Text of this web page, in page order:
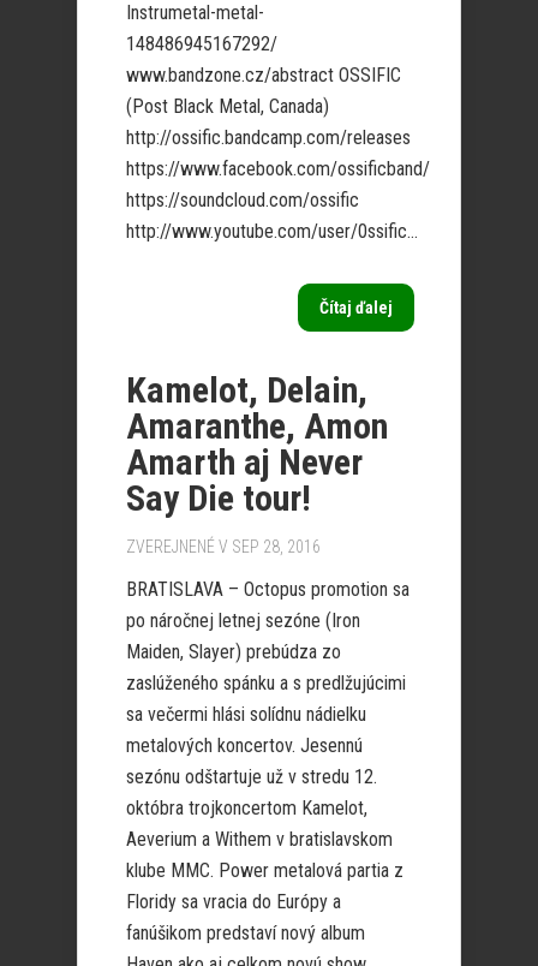
Instrumetal-metal-
148486945167292/
www.bandzone.cz/abstract OSSIFIC
(Post Black Metal, Canada)
http://ossific.bandcamp.com/releases
https://www.facebook.com/ossificband/
https://soundcloud.com/ossific
http://www.youtube.com/user/0ssific...
Čítaj ďalej
Kamelot, Delain,
Amaranthe, Amon
Amarth aj Never
Say Die tour!
ZVEREJNENÉ V SEP 28, 2016
BRATISLAVA – Octopus promotion sa
po náročnej letnej sezóne (Iron
Maiden, Slayer) prebúdza zo
zaslúženého spánku a s predlžujúcimi
sa večermi hlási solídnu nádielku
metalových koncertov. Jesennú
sezónu odštartuje už v stredu 12.
októbra trojkoncertom Kamelot,
Aeverium a Withem v bratislavskom
klube MMC. Power metalová partia z
Floridy sa vracia do Európy a
fanúšikom predstaví nový album